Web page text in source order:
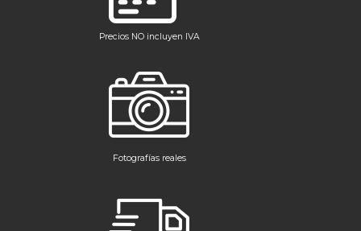
Precios NO incluyen IVA
Fotografías reales